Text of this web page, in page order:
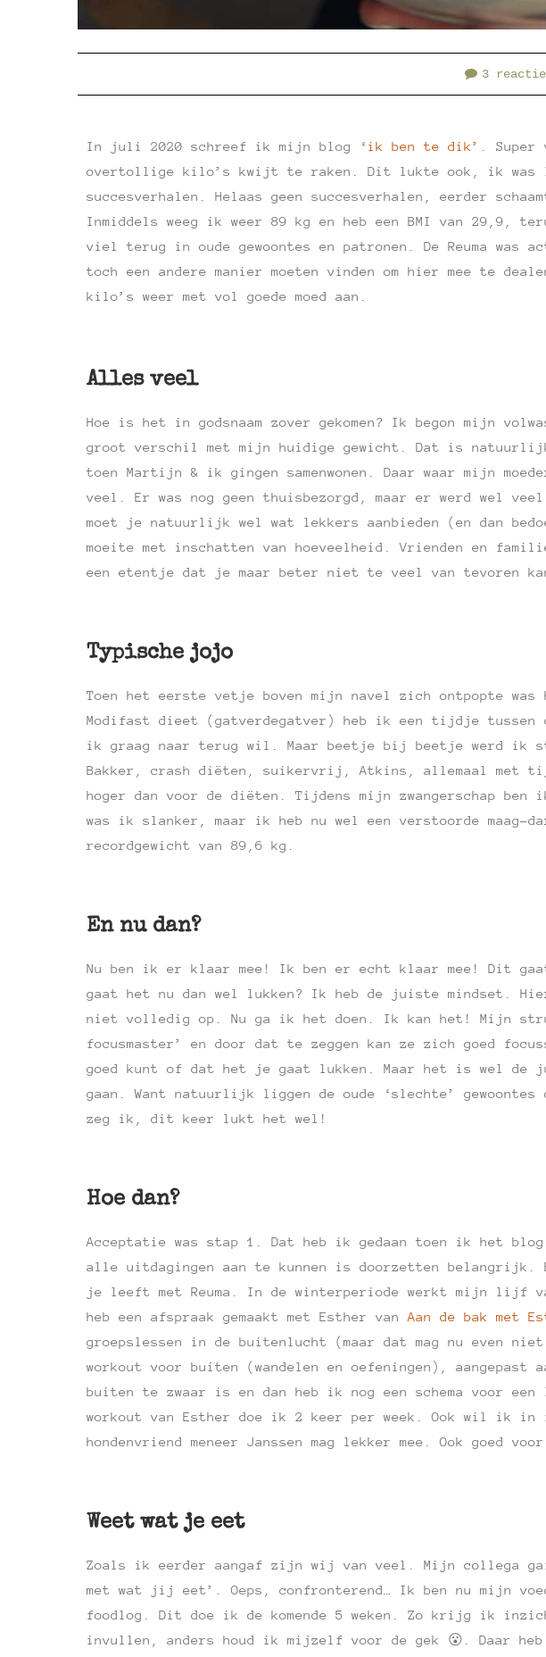
3
In juli 2020 schreef ik mijn blog ‘ik ben te dik’
. Super
overtollige kilo’s kwijt te raken. Dit lukte ook, ik was
succesverhalen. Helaas geen succesverhalen, eerder
Inmiddels weeg ik weer 89 kg en heb een BMI van
viel terug in oude gewoontes en patronen. De Reuma
toch een andere manier moeten vinden om hier mee te
kilo’s weer met vol goede moed aan.
Alles veel
Hoe is het in godsnaam zover gekomen? Ik begon mijn
groot verschil met mijn huidige gewicht. Dat is natuurlijk
toen Martijn & ik gingen samenwonen. Daar waar mijn
veel. Er was nog geen thuisbezorgd, maar er werd wel
moet je natuurlijk wel wat lekkers aanbieden (en dan
moeite met inschatten van hoeveelheid. Vrienden en
een etentje dat je maar beter niet te veel van tevoren
Typische jojo
Toen het eerste vetje boven mijn navel zich ontpopte
Modifast dieet (gatverdegatver) heb ik een tijdje tussen
ik graag naar terug wil. Maar beetje bij beetje werd ik
Bakker, crash diëten, suikervrij, Atkins, allemaal met
hoger dan voor de diëten. Tijdens mijn zwangerschap ben
was ik slanker, maar ik heb nu wel een verstoorde
recordgewicht van 89,6 kg.
En nu dan?
Nu ben ik er klaar mee! Ik ben er echt klaar mee! Dit
gaat het nu dan wel lukken? Ik heb de juiste mindset.
niet volledig op. Nu ga ik het doen. Ik kan het! Mijn
focusmaster’ en door dat te zeggen kan ze zich goed
goed kunt of dat het je gaat lukken. Maar het is wel de
gaan. Want natuurlijk liggen de oude ‘slechte’
zeg ik, dit keer lukt het wel!
Hoe dan?
Acceptatie was stap 1. Dat heb ik gedaan toen ik het blog
alle uitdagingen aan te kunnen is doorzetten
je leeft met Reuma. In de winterperiode werkt mijn
heb een afspraak gemaakt met Esther van Aan de bak met
groepslessen in de buitenlucht (maar dat mag nu even
workout voor buiten (wandelen en oefeningen),
buiten te zwaar is en dan heb ik nog een schema voor
workout van Esther doe ik 2 keer per week. Ook wil ik in
hondenvriend meneer Janssen mag lekker mee. Ook
Weet wat je eet
Zoals ik eerder aangaf zijn wij van veel. Mijn collega
met wat jij eet’. Oeps, confronterend… Ik ben nu mijn
foodlog. Dit doe ik de komende 5 weken. Zo krijg ik
invullen, anders houd ik mijzelf voor de gek 😮. Daar